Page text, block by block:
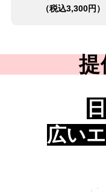
（税込3,300円）
提
広い